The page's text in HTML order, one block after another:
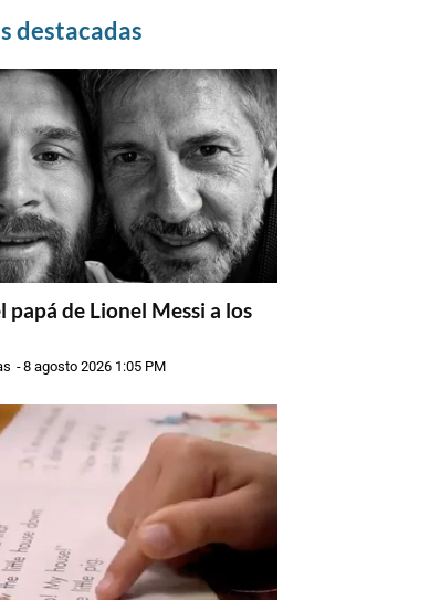
destacadas
papá de Lionel Messi a los
-8 agosto 2026 1:05 PM